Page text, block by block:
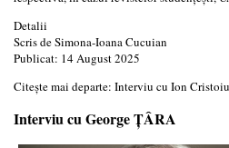
Detalii
Scris deSimona-Ioana Cucuian
Publicat: 14 August 2025
Citește mai departe: Interviu cu Ion Cristoiu
Interviu cu George ŢÂRA